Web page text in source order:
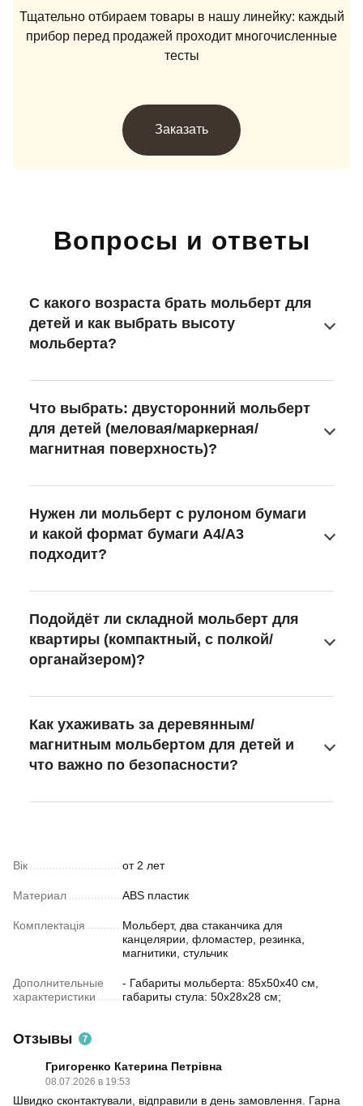
Тщательно отбираем товары в нашу линейку: каждый
прибор перед продажей проходит многочисленные
тесты
Заказать
Вопросы и ответы
С какого возраста брать мольберт для
детей и как выбрать высоту
мольберта?
Что выбрать: двусторонний мольберт
для детей (меловая/маркерная/
магнитная поверхность)?
Нужен ли мольберт с рулоном бумаги
и какой формат бумаги A4/A3
подходит?
Подойдёт ли складной мольберт для
квартиры (компактный, с полкой/
органайзером)?
Как ухаживать за деревянным/
магнитным мольбертом для детей и
что важно по безопасности?
Вік от 2 лет
Материал ABS пластик
Комплектація
Мольберт, два стаканчика для
канцелярии, фломастер, резинка,
магнитики, стульчик
Дополнительные
характеристики
- Габариты мольберта: 85x50x40 см,
габариты стула: 50x28x28 см;
Отзывы 7
Григоренко Катерина Петрівна
08.07.2026 в 19:53
Швидко сконтактували, відправили в день замовлення. Гарна